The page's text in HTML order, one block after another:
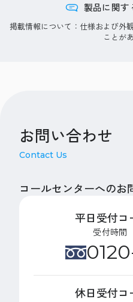
製品に関す
掲載情報について：仕様および外
ことが
お問い合わせ
Contact Us
コールセンターへのお
平日受付コ
受付時間
休日受付コ